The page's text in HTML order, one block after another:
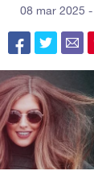
08 mar 2025 -